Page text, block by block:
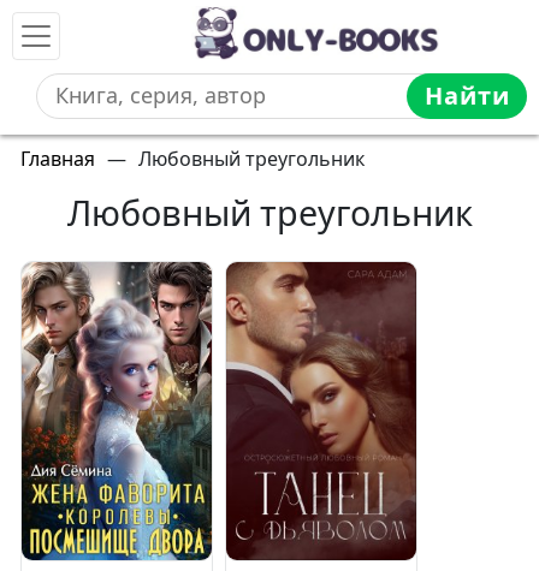
Найти
Главная — Любовный треугольник
Любовный треугольник